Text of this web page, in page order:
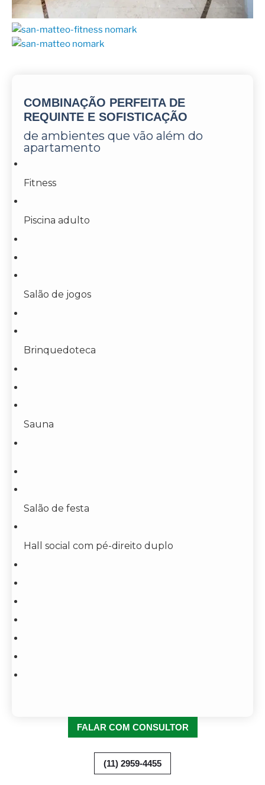
COMBINAÇÃO PERFEITA DE
REQUINTE E SOFISTICAÇÃO
de ambientes que vão além do
apartamento
Fitness
Piscina adulto
Salão de jogos
Brinquedoteca
Sauna
Salão de festa
Hall social com pé-direito duplo
FALAR COM CONSULTOR
(11) 2959-4455